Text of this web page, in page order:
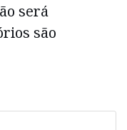
será
são